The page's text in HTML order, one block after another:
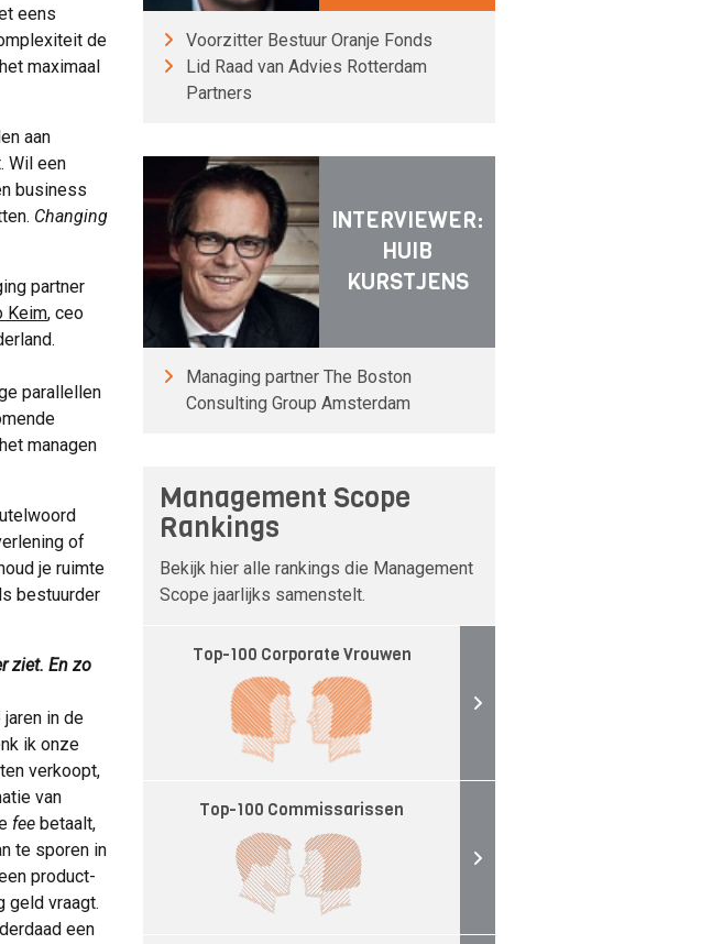
eens
de
maximaal
aan
Wil een
business
Changing
partner
Keim, ceo
parallellen
managen
of
je ruimte
bestuurder
ziet. En zo
in de
ik onze
verkoopt,
van
fee betaalt,
te sporen in
product-
geld vraagt.
een
Voorzitter Bestuur Oranje Fonds
Lid Raad van Advies Rotterdam
Partners
INTERVIEWER:
HUIB
KURSTJENS
Managing partner The Boston
Consulting Group Amsterdam
Management Scope
Rankings
Bekijk hier alle rankings die Management
Scope jaarlijks samenstelt.
Top-100 Corporate Vrouwen
Top-100 Commissarissen